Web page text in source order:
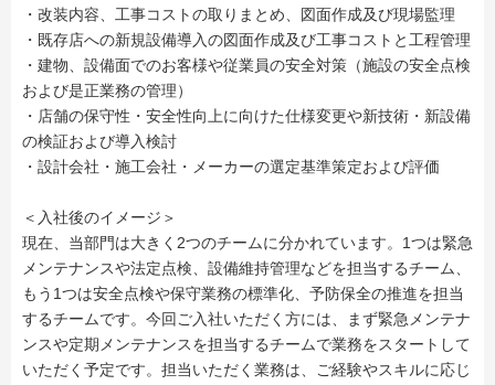
・改装内容、工事コストの取りまとめ、図面作成及び現場監理
・既存店への新規設備導入の図面作成及び工事コストと工程管理
・建物、設備面でのお客様や従業員の安全対策（施設の安全点検
および是正業務の管理）
・店舗の保守性・安全性向上に向けた仕様変更や新技術・新設備
の検証および導入検討
・設計会社・施工会社・メーカーの選定基準策定および評価
＜入社後のイメージ＞
現在、当部門は大きく2つのチームに分かれています。1つは緊急
メンテナンスや法定点検、設備維持管理などを担当するチーム、
もう1つは安全点検や保守業務の標準化、予防保全の推進を担当
するチームです。今回ご入社いただく方には、まず緊急メンテナ
ンスや定期メンテナンスを担当するチームで業務をスタートして
いただく予定です。担当いただく業務は、ご経験やスキルに応じ